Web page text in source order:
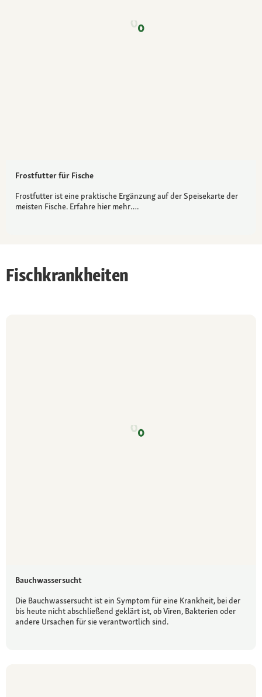
Frostfutter für Fische
Frostfutter ist eine praktische Ergänzung auf der Speisekarte der
meisten Fische. Erfahre hier mehr….
Fischkrankheiten
Bauchwassersucht
Die Bauchwassersucht ist ein Symptom für eine Krankheit, bei der
bis heute nicht abschließend geklärt ist, ob Viren, Bakterien oder
andere Ursachen für sie verantwortlich sind.